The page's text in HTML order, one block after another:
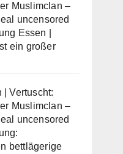
Muslimclan –
uncensored
Essen |
ein großer
Vertuscht:
Muslimclan –
uncensored
bettlägerige